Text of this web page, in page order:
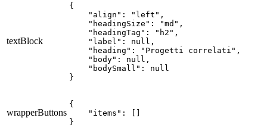
textBlock
{
    "align": "left",
    "headingSize": "md",
    "headingTag": "h2",
    "label": null,
    "heading": "Progetti correlati",
    "body": null,
    "bodySmall": null
}
wrapperButtons
{
    "items": []
}